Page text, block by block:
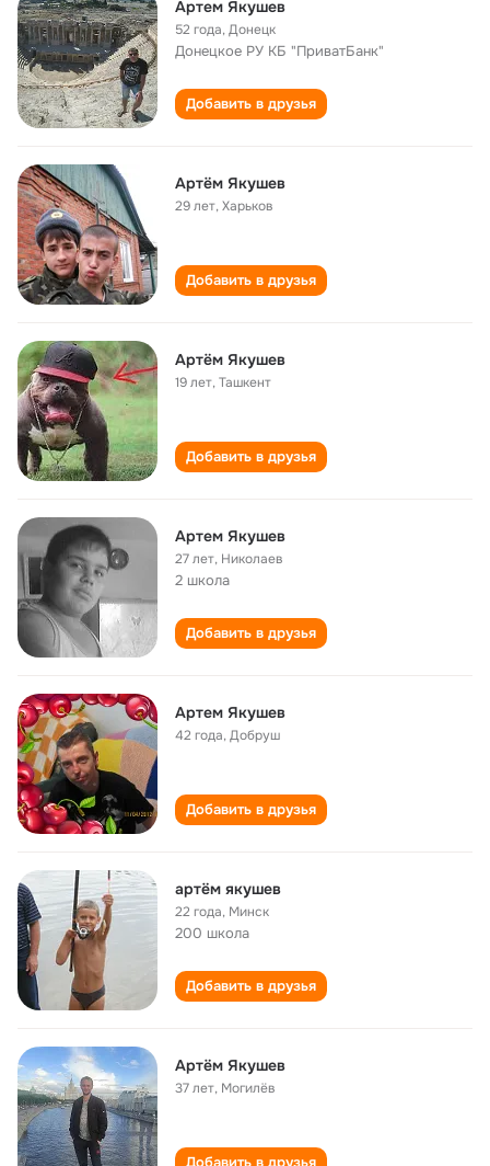
Артем Якушев
52 года,Донецк
Донецкое РУ КБ "ПриватБанк"
Добавить в друзья
Артём Якушев
29 лет,Харьков
Добавить в друзья
Артём Якушев
19 лет,Ташкент
Добавить в друзья
Артем Якушев
27 лет, Николаев
2 школа
Добавить в друзья
Артем Якушев
42 года,Добруш
Добавить в друзья
артём якушев
22 года, Минск
200 школа
Добавить в друзья
Артём Якушев
37 лет, Могилёв
Добавить в друзья